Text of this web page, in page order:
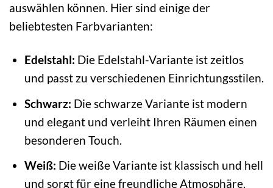
auswählen können. Hier sind einige der
beliebtesten Farbvarianten:
Edelstahl: Die Edelstahl-Variante ist zeitlos
und passt zu verschiedenen Einrichtungsstilen.
Schwarz: Die schwarze Variante ist modern
und elegant und verleiht Ihren Räumen einen
besonderen Touch.
Weiß: Die weiße Variante ist klassisch und hell
und sorgt für eine freundliche Atmosphäre.